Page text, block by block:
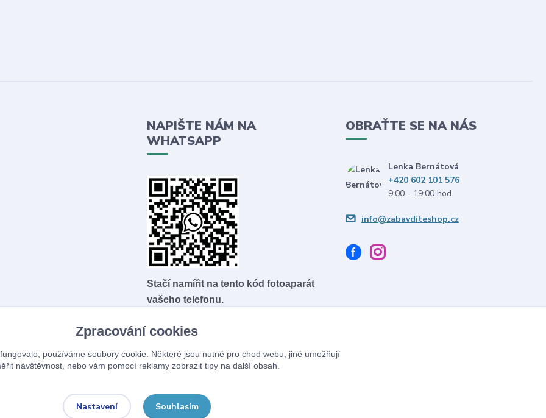
NAPIŠTE NÁM NA
WHATSAPP
Stačí namířit na tento kód fotoaparát
vašeho telefonu.
OBRAŤTE SE NA NÁS
Lenka Bernátová
+420 602 101 576
9:00 - 19:00 hod.
info@zabavditeshop.cz
Upravit sběr cookies.
Zpracování cookies
používáme soubory cookie. Některé jsou nutné pro chod webu, jiné umožňují
návštěvnost, nebo vám pomocí reklamy zobrazit tipy na další obsah.
Nastavení Souhlasím